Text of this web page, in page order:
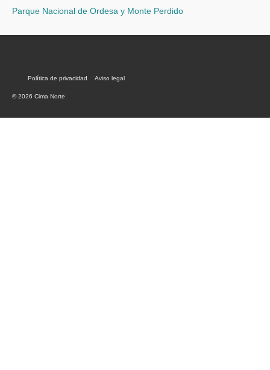
Parque Nacional de Ordesa y Monte Perdido
Política de privacidad Aviso legal
© 2026 Cima Norte